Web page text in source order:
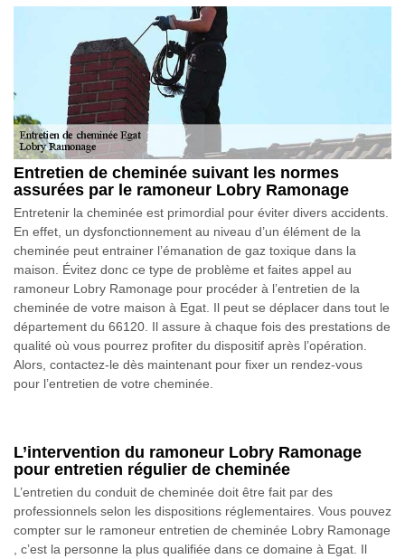
Entretien de cheminée suivant les normes
assurées par le ramoneur Lobry Ramonage
Entretenir la cheminée est primordial pour éviter divers accidents.
En effet, un dysfonctionnement au niveau d’un élément de la
cheminée peut entrainer l’émanation de gaz toxique dans la
maison. Évitez donc ce type de problème et faites appel au
ramoneur Lobry Ramonage pour procéder à l’entretien de la
cheminée de votre maison à Egat. Il peut se déplacer dans tout le
département du 66120. Il assure à chaque fois des prestations de
qualité où vous pourrez profiter du dispositif après l’opération.
Alors, contactez-le dès maintenant pour fixer un rendez-vous
pour l’entretien de votre cheminée.
L’intervention du ramoneur Lobry Ramonage
pour entretien régulier de cheminée
L’entretien du conduit de cheminée doit être fait par des
professionnels selon les dispositions réglementaires. Vous pouvez
compter sur le ramoneur entretien de cheminée Lobry Ramonage
, c’est la personne la plus qualifiée dans ce domaine à Egat. Il